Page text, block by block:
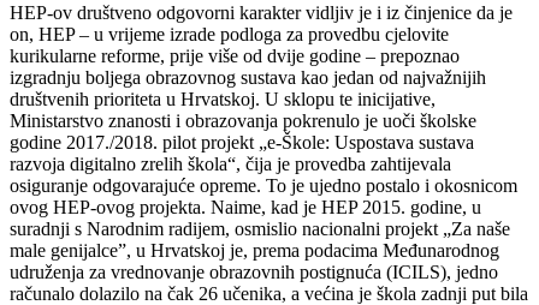
HEP-ov društveno odgovorni karakter vidljiv je i iz činjenice da je
on, HEP – u vrijeme izrade podloga za provedbu cjelovite
kurikularne reforme, prije više od dvije godine – prepoznao
izgradnju boljega obrazovnog sustava kao jedan od najvažnijih
društvenih prioriteta u Hrvatskoj. U sklopu te inicijative,
Ministarstvo znanosti i obrazovanja pokrenulo je uoči školske
godine 2017./2018. pilot projekt „e-Škole: Uspostava sustava
razvoja digitalno zrelih škola“, čija je provedba zahtijevala
osiguranje odgovarajuće opreme. To je ujedno postalo i okosnicom
ovog HEP-ovog projekta. Naime, kad je HEP 2015. godine, u
suradnji s Narodnim radijem, osmislio nacionalni projekt „Za naše
male genijalce”, u Hrvatskoj je, prema podacima Međunarodnog
udruženja za vrednovanje obrazovnih postignuća (ICILS), jedno
računalo dolazilo na čak 26 učenika, a većina je škola zadnji put bila